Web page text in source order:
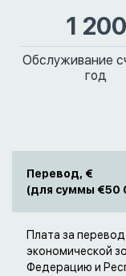
1 200
Обслуживание
год
Перевод, €
(для суммы €50
Плата за
экономической
Федерацию и